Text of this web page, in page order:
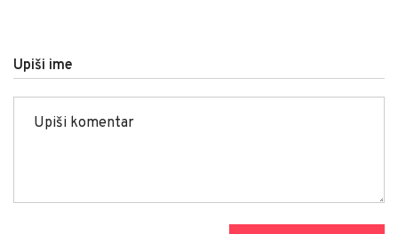
Upiši ime